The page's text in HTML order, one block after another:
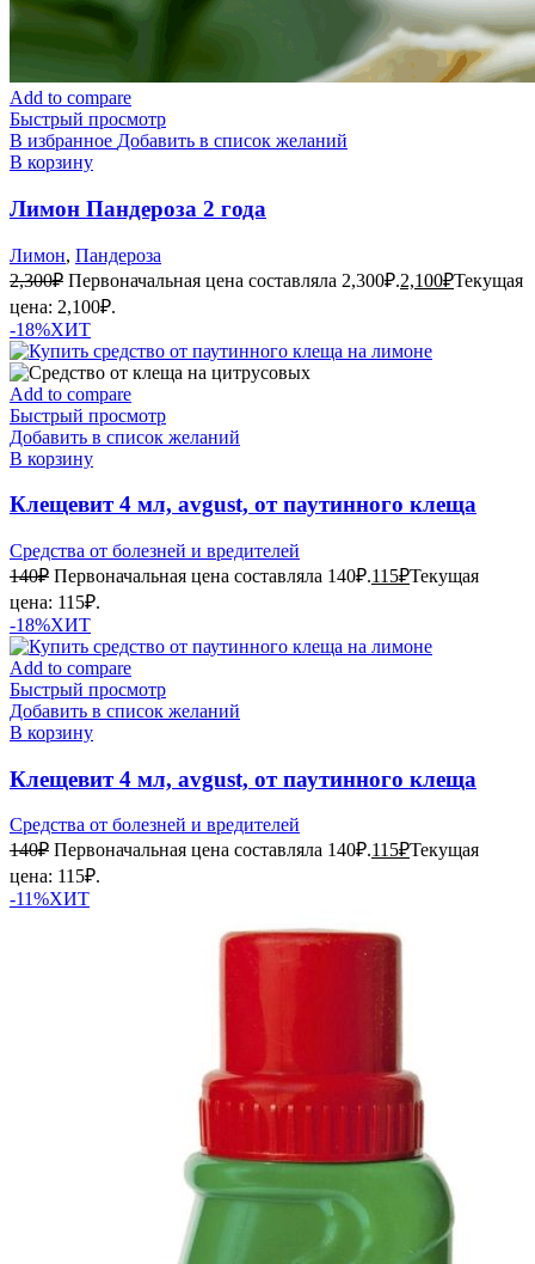
Add to compare
Быстрый просмотр
В избранное Добавить в список желаний
В корзину
Лимон Пандероза 2 года
Лимон, Пандероза
2,300₽ Первоначальная цена составляла 2,300₽.2,100₽Текущая
цена: 2,100₽.
-18%ХИТ
Add to compare
Быстрый просмотр
Добавить в список желаний
В корзину
Клещевит 4 мл, avgust, от паутинного клеща
Средства от болезней и вредителей
140₽ Первоначальная цена составляла 140₽.115₽Текущая
цена: 115₽.
-18%ХИТ
Add to compare
Быстрый просмотр
Добавить в список желаний
В корзину
Клещевит 4 мл, avgust, от паутинного клеща
Средства от болезней и вредителей
140₽ Первоначальная цена составляла 140₽.115₽Текущая
цена: 115₽.
-11%ХИТ